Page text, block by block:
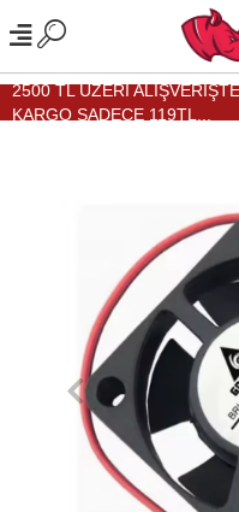
2500 TL ÜZERİ
KARGO SADECE 119TL...